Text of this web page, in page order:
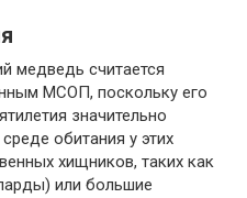
медведь считается
МСОП, поскольку его
значительно
обитания у этих
хищников, таких как
или большие